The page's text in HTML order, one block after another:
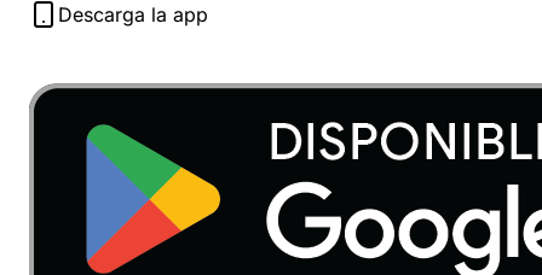
Descarga la app